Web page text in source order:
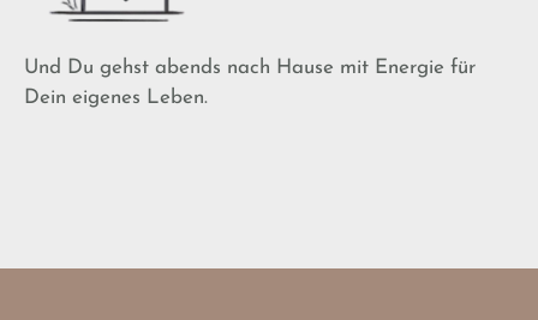
Und Du gehst abends nach Hause mit Energie für
Dein eigenes Leben.